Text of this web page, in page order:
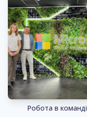
Робота в команді